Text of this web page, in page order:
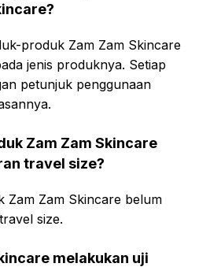
produk Zam Zam Skincare
jenis produknya. Setiap
petunjuk penggunaan
Zam Zam Skincare
travel size?
Zam Zam Skincare belum
size.
melakukan uji